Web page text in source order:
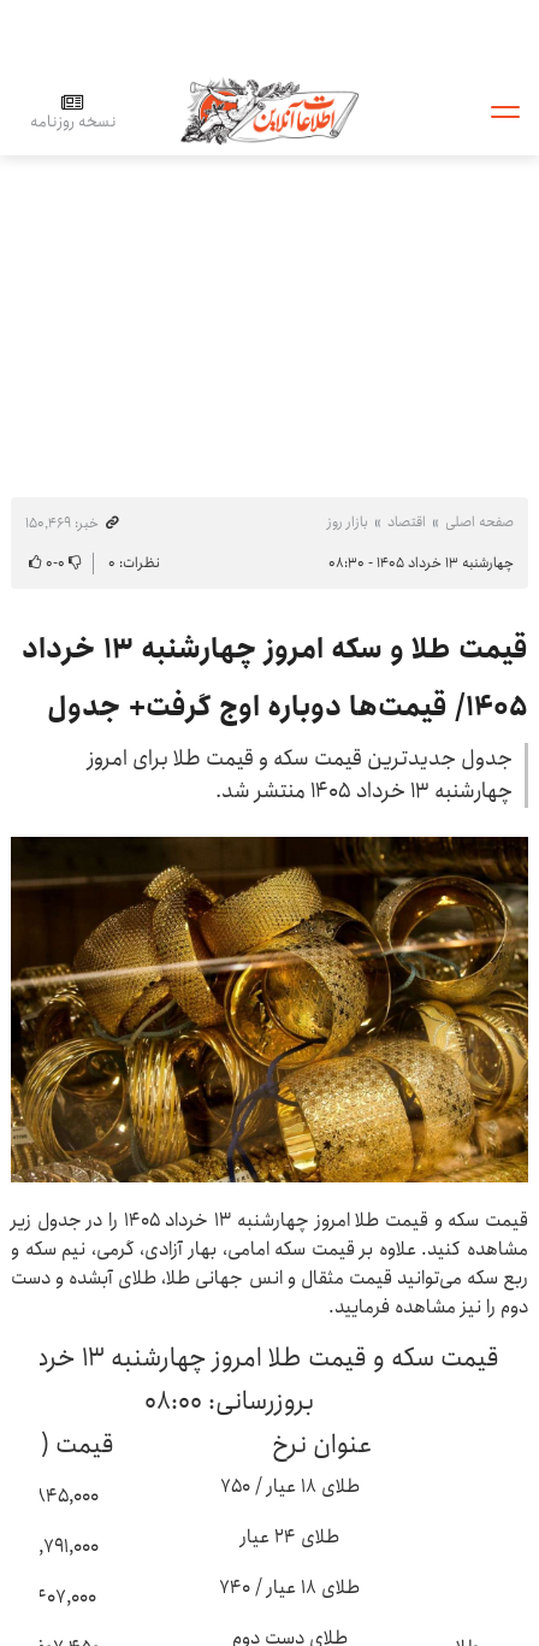
نسخه روزنامه
صفحه اصلی اقتصاد بازار روز
خبر: ۱۵۰٬۴۶۹
چهارشنبه ۱۳ خرداد ۱۴۰۵ - ۰۸:۳۰
نظرات: ۰ ۰-۰
قیمت طلا و سکه امروز چهارشنبه ۱۳ خرداد
۱۴۰۵/ قیمت‌ها دوباره اوج گرفت+ جدول
جدول جدیدترین قیمت سکه و قیمت طلا برای امروز
چهارشنبه ۱۳ خرداد ۱۴۰۵ منتشر شد.
قیمت سکه و قیمت طلا امروز چهارشنبه ۱۳ خرداد ۱۴۰۵ را در جدول زیر
مشاهده کنید. علاوه بر قیمت سکه امامی، بهار آزادی، گرمی، نیم سکه و
ربع سکه می‌توانید قیمت مثقال و انس جهانی طلا، طلای آبشده و دست
دوم را نیز مشاهده فرمایید.
قیمت سکه و قیمت طلا امروز چهارشنبه ۱۳ خرداد ۱۴۰۵
بروزرسانی: ۰۸:۰۰
عنوان نرخ
قیمت
طلای ۱۸ عیار / ۷۵۰
۱۸۲,۸۴۵,۰۰۰
طلای ۲۴ عیار
۲۴۳,۷۹۱,۰۰۰
طلای ۱۸ عیار / ۷۴۰
۱۸۰,۴۰۷,۰۰۰
طلای دست دوم